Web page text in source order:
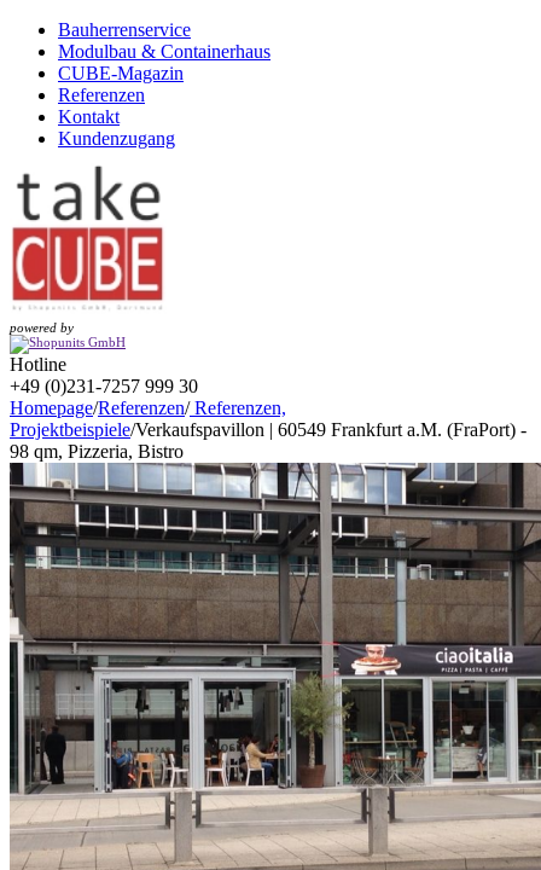
Bauherrenservice
Modulbau & Containerhaus
CUBE-Magazin
Referenzen
Kontakt
Kundenzugang
powered by
Hotline
+49 (0)231-7257 999 30
Homepage/Referenzen/Referenzen,
Projektbeispiele/Verkaufspavillon | 60549 Frankfurt a.M. (FraPort) -
98 qm, Pizzeria, Bistro